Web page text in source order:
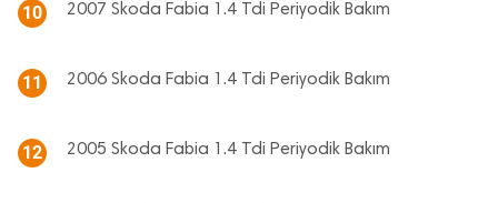
10 2007 Skoda Fabia 1.4 Tdi Periyodik Bakım
11 2006 Skoda Fabia 1.4 Tdi Periyodik Bakım
12 2005 Skoda Fabia 1.4 Tdi Periyodik Bakım